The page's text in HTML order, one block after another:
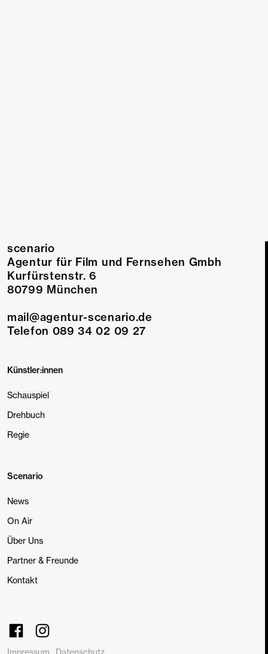
scenario
Agentur für Film und Fernsehen Gmbh
Kurfürstenstr. 6
80799 München
mail@agentur-scenario.de
Telefon 089 34 02 09 27
Künstler:innen
Schauspiel
Drehbuch
Regie
Scenario
News
On Air
Über Uns
Partner & Freunde
Kontakt
Impressum Datenschutz